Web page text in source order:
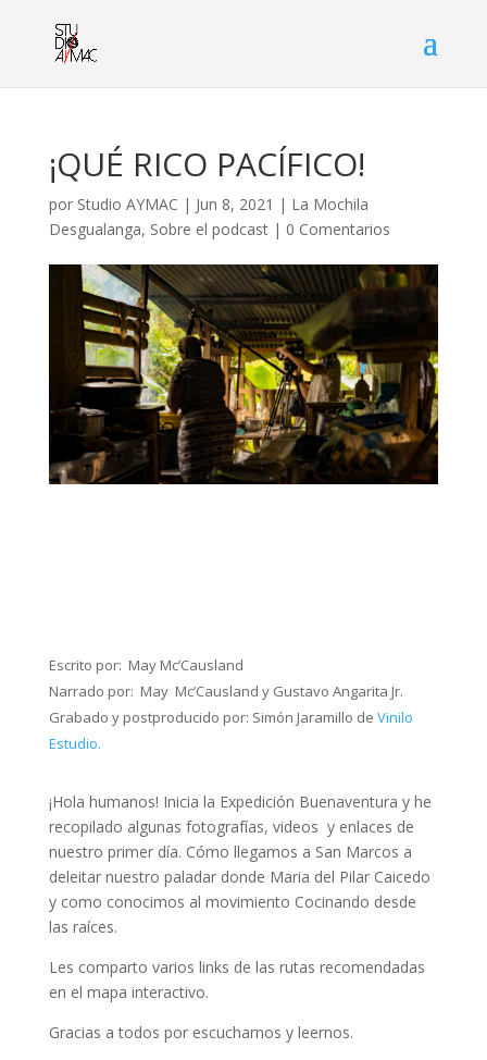
¡QUÉ RICO PACÍFICO!
por Studio AYMAC | Jun 8, 2021 | La Mochila
Desgualanga, Sobre el podcast| 0 Comentarios
Escrito por: May Mc’Causland
Narrado por: May Mc’Causland y Gustavo Angarita Jr.
Grabado y postproducido por: Simón Jaramillo de Vinilo
Estudio.
¡Hola humanos! Inicia la Expedición Buenaventura y he
recopilado algunas fotografías, videos y enlaces de
nuestro primer día. Cómo llegamos a San Marcos a
deleitar nuestro paladar donde Maria del Pilar Caicedo
y como conocimos al movimiento Cocinando desde
las raíces.
Les comparto varios links de las rutas recomendadas
en el mapa interactivo.
Gracias a todos por escucharnos y leernos.